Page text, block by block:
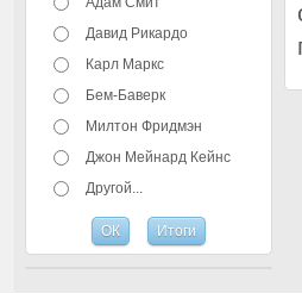
Давид Рикардо
Карл Маркс
Бем-Баверк
Милтон Фридмэн
Джон Мейнард Кейнс
Другой...